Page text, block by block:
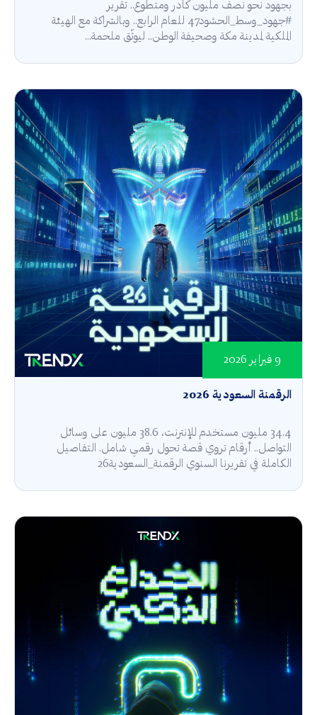
بجهود نحو نصف مليون كادر ومتطوع.. تقرير
#جهود_وسط_الحشود47 للعام الرابع.. وبالشراكة مع الهيئة
الملكية لمدينة مكة وصحيفة الوطن.. ليوثّق ملحمة...
الرقمنة السعودية 2026
9 فبراير 2026
34.4 مليون مستخدم للإنترنت، 38.6 مليون على وسائل
التواصل.. أرقام تروي قصة تحول رقمي شامل. التفاصيل
الكاملة في تقريرنا السنوي الرقمنة_السعودية26